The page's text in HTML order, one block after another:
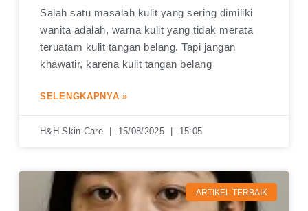
Salah satu masalah kulit yang sering dimiliki
wanita adalah, warna kulit yang tidak merata
teruatam kulit tangan belang. Tapi jangan
khawatir, karena kulit tangan belang
SELENGKAPNYA »
H&H Skin Care 15/08/2025 15:05
ARTIKEL TERBAIK